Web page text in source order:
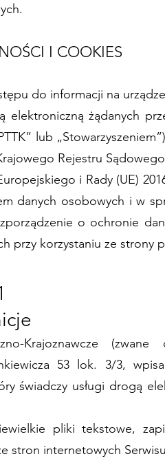
I COOKIES
do informacji na
elektroniczną żądanych
lub
Rejestru
i Rady (UE)
danych osobowych i w
o ochronie
przy korzystaniu ze strony
Krajoznawcze
53 lok. 3/3,
świadczy usługi drogą
pliki tekstowe,
stron internetowych